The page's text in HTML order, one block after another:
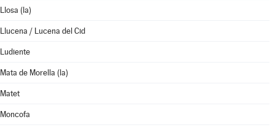
Llosa (la)
Llucena / Lucena del Cid
Ludiente
Mata de Morella (la)
Matet
Moncofa